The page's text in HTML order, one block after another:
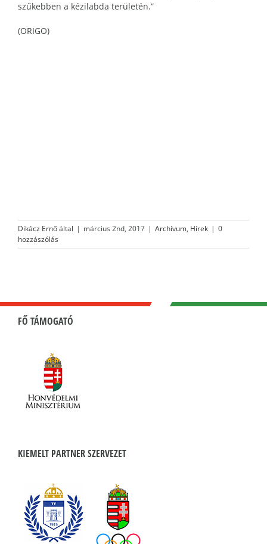
szűkebben a kézilabda területén.”
(ORIGO)
Dikácz Ernőáltal | március 2nd, 2017 | Archívum, Hírek | 0
hozzászólás
FŐ TÁMOGATÓ
KIEMELT PARTNER SZERVEZET